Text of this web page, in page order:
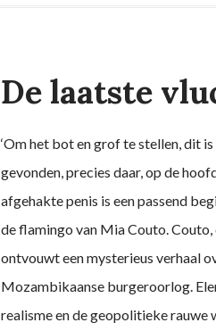
De laatste
‘Om het bot en grof te stellen, dit
gevonden, precies daar, op de
afgehakte penis is een passend
de flamingo van Mia Couto. Couto,
ontvouwt een mysterieus verhaal
Mozambikaanse burgeroorlog.
realisme en de geopolitieke